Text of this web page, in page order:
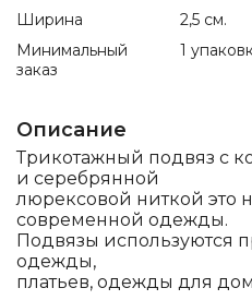
Ширина
2,5 см.
Минимальный
заказ
1
Описание
Трикотажный подвяз с
и серебрянной
люрексовой ниткой это
современной одежды.
Подвязы используются
одежды,
платьев, одежды для